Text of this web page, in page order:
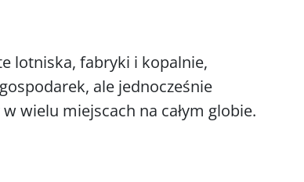
lotniska, fabryki i kopalnie,
ale jednocześnie
wielu miejscach na całym globie.